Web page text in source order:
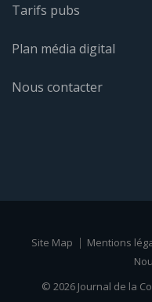
Tarifs pubs
Plan média digital
Nous contacter
Site Map Mentions
© 2026 Journal de la